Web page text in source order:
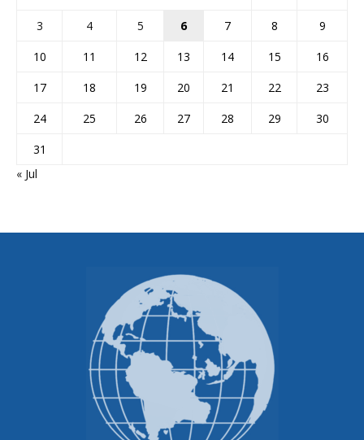
3
4 5 6 7 8
9
10
11 12 13 14 15
16
17
18 19 20 21 22
23
24
25 26 27 28 29
30
31
« Jul